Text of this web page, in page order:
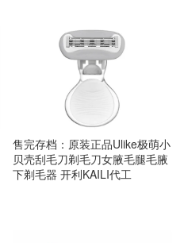
售完存档：原装正品Ulike极萌小
贝壳刮毛刀剃毛刀女腋毛腿毛腋
下剃毛器 开利KAILI代工